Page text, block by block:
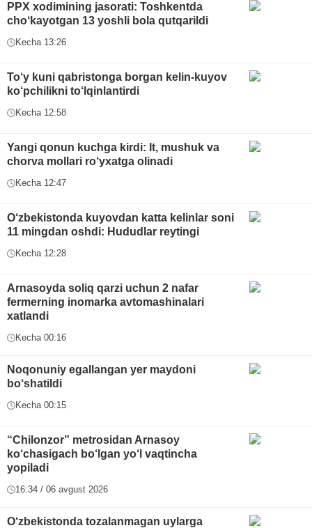
PPX xodimining jasorati: Toshkentda
cho‘kayotgan 13 yoshli bola qutqarildi
Kecha 13:26
To‘y kuni qabristonga borgan kelin-kuyov
ko‘pchilikni to‘lqinlantirdi
Kecha 12:58
Yangi qonun kuchga kirdi: It, mushuk va
chorva mollari ro‘yxatga olinadi
Kecha 12:47
O‘zbekistonda kuyovdan katta kelinlar soni
11 mingdan oshdi: Hududlar reytingi
Kecha 12:28
Arnasoyda soliq qarzi uchun 2 nafar
fermerning inomarka avtomashinalari
xatlandi
Kecha 00:16
Noqonuniy egallangan yer maydoni
bo‘shatildi
Kecha 00:15
“Chilonzor” metrosidan Arnasoy
ko‘chasigach bo‘lgan yo‘l vaqtincha
yopiladi
16:34 / 06 avgust 2026
O‘zbekistonda tozalanmagan uylarga